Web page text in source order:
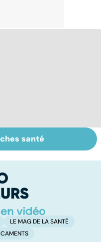
des
: que
?
santé
LE MAG DE LA SANTÉ